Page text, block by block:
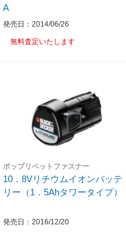
A
発売日：2014/06/26
無料査定いたします
ポップリベットファスナー
10．8Vリチウムイオンバッテ
リー（1．5Ahタワータイプ）
発売日：2016/12/20